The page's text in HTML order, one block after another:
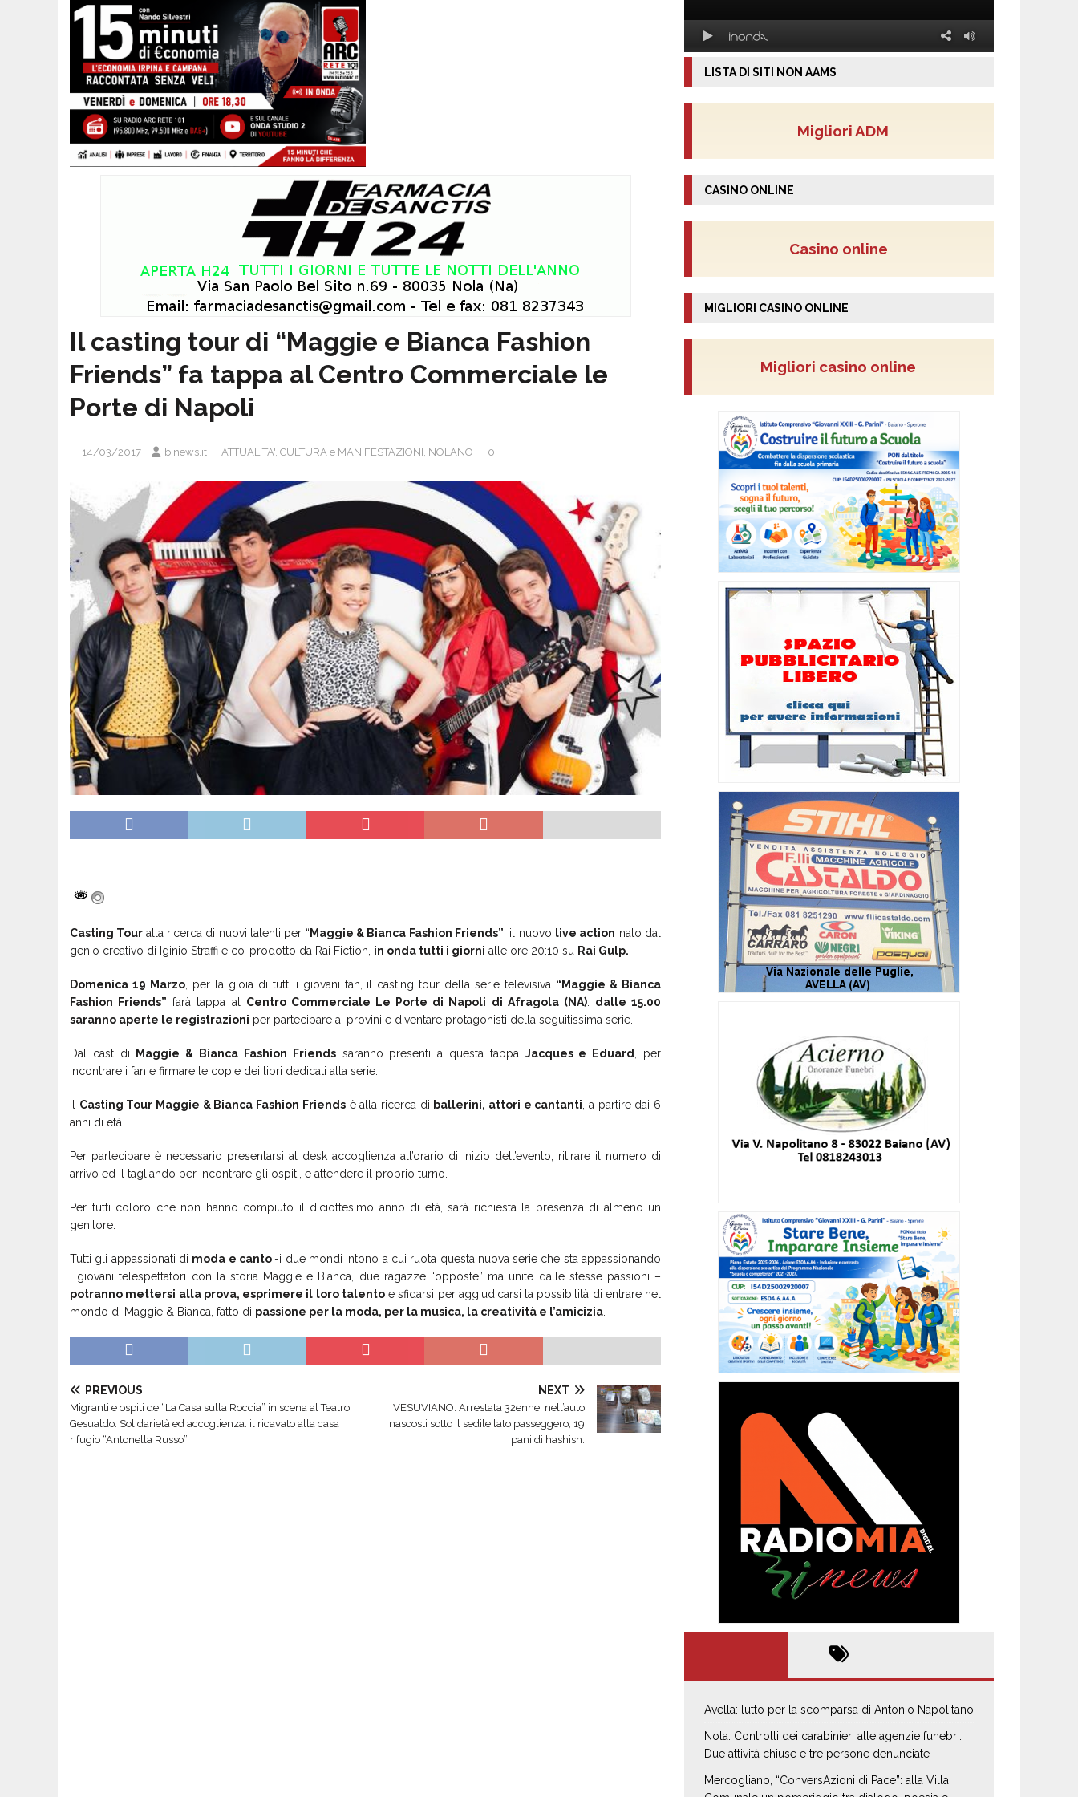
Il casting tour di “Maggie e Bianca Fashion
Friends” fa tappa al Centro Commerciale le
Porte di Napoli
14/03/2017 binews.it ATTUALITA' CULTURA e MANIFESTAZIONI NOLANO 0
Casting Tour alla ricerca di nuovi talenti per “ Maggie & Bianca Fashion Friends”, il nuovo live action nato dal
genio creativo di Iginio Straffi e co-prodotto da Rai Fiction, in onda tutti i giorni alle ore 20:10 su Rai Gulp.
Domenica 19 Marzo, per la gioia di tutti i giovani fan, il casting tour della serie televisiva “Maggie & Bianca
Fashion Friends” farà tappa al Centro Commerciale Le Porte di Napoli di Afragola (NA): dalle 15.00
saranno aperte le registrazioni per partecipare ai provini e diventare protagonisti della seguitissima serie.
Dal cast di Maggie & Bianca Fashion Friendssaranno presenti a questa tappa Jacques e Eduard, per
incontrare i fan e firmare le copie dei libri dedicati alla serie.
Il Casting Tour Maggie & Bianca Fashion Friendsè alla ricerca di ballerini, attori e cantanti, a partire dai 6
anni di età.
Per partecipare è necessario presentarsi al desk accoglienza all’orario di inizio dell’evento, ritirare il numero di
arrivo ed il tagliando per incontrare gli ospiti, e attendere il proprio turno.
Per tutti coloro che non hanno compiuto il diciottesimo anno di età, sarà richiesta la presenza di almeno un
genitore.
Tutti gli appassionati di moda e canto -i due mondi intono a cui ruota questa nuova serie che sta appassionando
i giovani telespettatori con la storia Maggie e Bianca, due ragazze “opposte” ma unite dalle stesse passioni –
potranno mettersi alla prova, esprimere il loro talentoe sfidarsi per aggiudicarsi la possibilità di entrare nel
mondo di Maggie & Bianca, fatto di passione per la moda, per la musica, la creatività e l’amicizia.
PREVIOUS
Migranti e ospiti de “La Casa sulla Roccia” in scena al Teatro
Gesualdo. Solidarietà ed accoglienza: il ricavato alla casa
rifugio “Antonella Russo”
NEXT
VESUVIANO. Arrestata 32enne, nell’auto
nascosti sotto il sedile lato passeggero, 19
pani di hashish.
LISTA DI SITI NON AAMS
Migliori ADM
CASINO ONLINE
Casino online
MIGLIORI CASINO ONLINE
Migliori casino online
Avella: lutto per la scomparsa di Antonio Napolitano
Nola. Controlli dei carabinieri alle agenzie funebri.
Due attività chiuse e tre persone denunciate
Mercogliano, “ConversAzioni di Pace”: alla Villa